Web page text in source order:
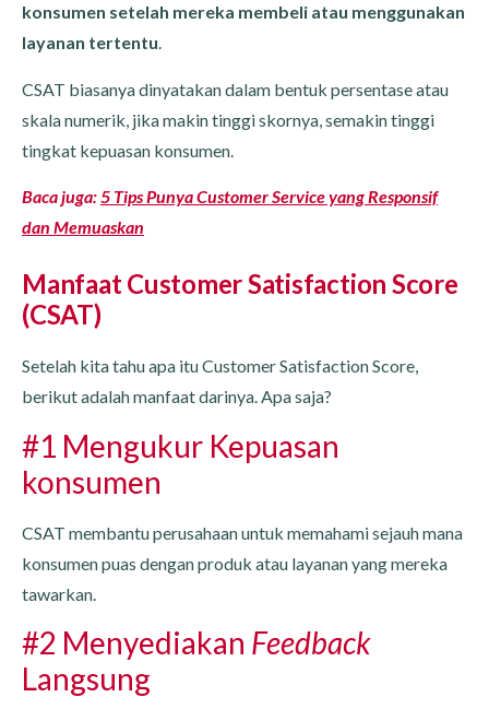
konsumen setelah mereka membeli atau menggunakan
layanan tertentu.
CSAT biasanya dinyatakan dalam bentuk persentase atau
skala numerik, jika makin tinggi skornya, semakin tinggi
tingkat kepuasan konsumen.
Baca juga:5 Tips Punya Customer Service yang Responsif
dan Memuaskan
Manfaat Customer Satisfaction Score
(CSAT)
Setelah kita tahu apa itu Customer Satisfaction Score,
berikut adalah manfaat darinya. Apa saja?
#1 Mengukur Kepuasan
konsumen
CSAT membantu perusahaan untuk memahami sejauh mana
konsumen puas dengan produk atau layanan yang mereka
tawarkan.
#2 Menyediakan Feedback
Langsung